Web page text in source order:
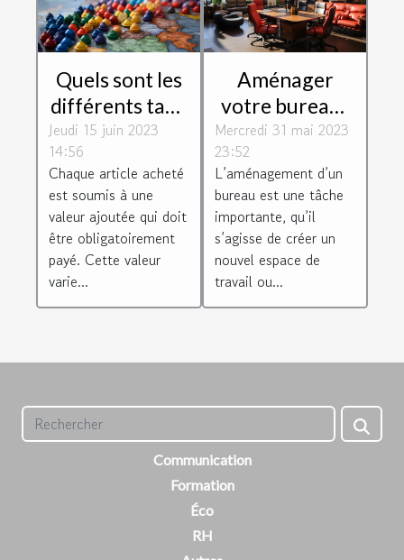
Quels sont les
différents taux
de TVA des
différentes
régions
européenne ?
Jeudi 15 juin 2023
14:56
Chaque article acheté
est soumis à une
valeur ajoutée qui doit
être obligatoirement
payé. Cette valeur
varie...
Aménager
votre bureau :
pourquoi vous
équiper d’un
mobilier de
bureau
d’occasion ?
Mercredi 31 mai 2023
23:52
L’aménagement d’un
bureau est une tâche
importante, qu’il
s’agisse de créer un
nouvel espace de
travail ou...
Communication
Formation
Éco
RH